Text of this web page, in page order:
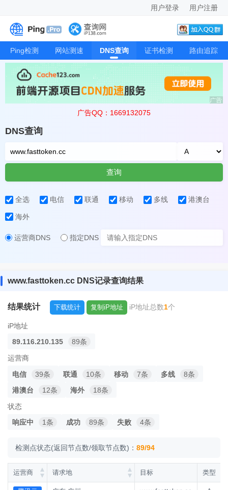
用户登录 用户注册
Ping检测 网站测速 DNS查询 证书检测 路由追踪
广告QQ：1669132075
DNS查询
查询
全选 电信 联通 移动 多线 港澳台
海外
运营商DNS 指定DNS
www.fasttoken.cc DNS记录查询结果
结果统计 下载统计 复制iP地址 iP地址总数1个
iP地址
89.116.210.135
89条
运营商
电信
39条 联通 10条 移动 7条 多线
8条
港澳台
12条 海外
18条
状态
响应中
1条 成功 89条 失败 4条
检测点状态(返回节点数/领取节点数)： 89/94
运营商 请求地 目标 类型